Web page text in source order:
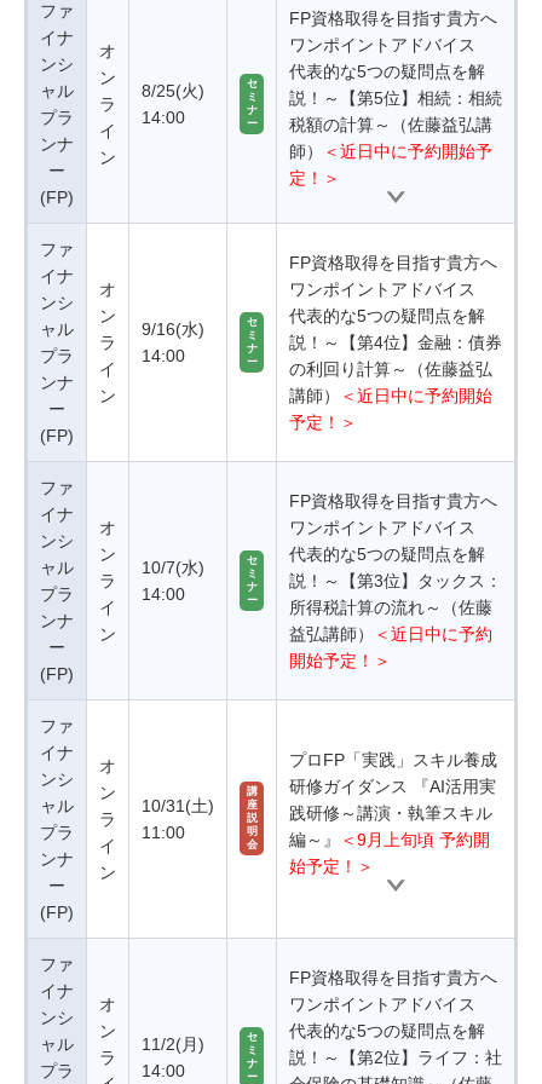
ファ
イナ
ンシ
ャル
プラ
ンナ
ー
(FP)
オ
ン
ラ
イ
ン
8/25(火)
14:00
セ
ミ
ナ
ー
FP資格取得を目指す貴方へ
ワンポイントアドバイス
代表的な5つの疑問点を解
説！～【第5位】相続：相続
税額の計算～（佐藤益弘講
師）
＜近日中に予約開始予
定！＞
ファ
イナ
ンシ
ャル
プラ
ンナ
ー
(FP)
オ
ン
ラ
イ
ン
9/16(水)
14:00
セ
ミ
ナ
ー
FP資格取得を目指す貴方へ
ワンポイントアドバイス
代表的な5つの疑問点を解
説！～【第4位】金融：債券
の利回り計算～（佐藤益弘
講師）
＜近日中に予約開始
予定！＞
ファ
イナ
ンシ
ャル
プラ
ンナ
ー
(FP)
オ
ン
ラ
イ
ン
10/7(水)
14:00
セ
ミ
ナ
ー
FP資格取得を目指す貴方へ
ワンポイントアドバイス
代表的な5つの疑問点を解
説！～【第3位】タックス：
所得税計算の流れ～（佐藤
益弘講師）
＜近日中に予約
開始予定！＞
ファ
イナ
ンシ
ャル
プラ
ンナ
ー
(FP)
オ
ン
ラ
イ
ン
10/31(土)
11:00
講
座
説
明
会
プロFP「実践」スキル養成
研修ガイダンス 『AI活用実
践研修～講演・執筆スキル
編～』
＜9月上旬頃 予約開
始予定！＞
ファ
イナ
ンシ
ャル
プラ
オ
ン
ラ
11/2(月)
14:00
セ
ミ
ナ
ー
FP資格取得を目指す貴方へ
ワンポイントアドバイス
代表的な5つの疑問点を解
説！～【第2位】ライフ：社